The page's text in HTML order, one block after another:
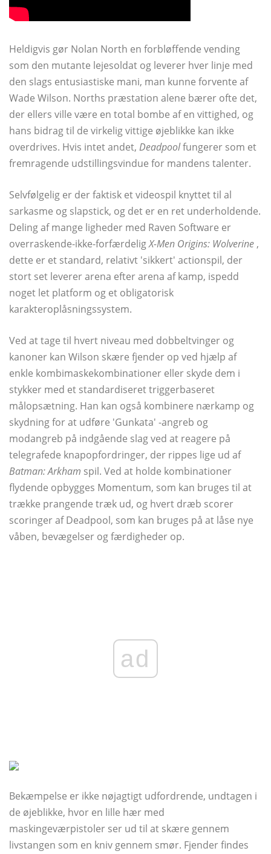
Heldigvis gør Nolan North en forbløffende vending
som den mutante lejesoldat og leverer hver linje med
den slags entusiastiske mani, man kunne forvente af
Wade Wilson. Norths præstation alene bærer ofte det,
der ellers ville være en total bombe af en vittighed, og
hans bidrag til de virkelig vittige øjeblikke kan ikke
overdrives. Hvis intet andet, Deadpoolfungerer som et
fremragende udstillingsvindue for mandens talenter.
Selvfølgelig er der faktisk et videospil knyttet til al
sarkasme og slapstick, og det er en ret underholdende.
Deling af mange ligheder med Raven Software er
overraskende-ikke-forfærdeligX-Men Origins: Wolverine ,
dette er et standard, relativt 'sikkert' actionspil, der
stort set leverer arena efter arena af kamp, ​​ispedd
noget let platform og et obligatorisk
karakteroplåsningssystem.
Ved at tage til hvert niveau med dobbeltvinger og
kanoner kan Wilson skære fjender op ved hjælp af
enkle kombimaskekombinationer eller skyde dem i
stykker med et standardiseret triggerbaseret
målopsætning. Han kan også kombinere nærkamp og
skydning for at udføre 'Gunkata' -angreb og
modangreb på indgående slag ved at reagere på
telegrafede knapopfordringer, der rippes lige ud af
Batman: Arkham spil. Ved at holde kombinationer
flydende opbygges Momentum, som kan bruges til at
trække prangende træk ud, og hvert dræb scorer
scoringer af Deadpool, som kan bruges på at låse nye
våben, bevægelser og færdigheder op.
ad
Bekæmpelse er ikke nøjagtigt udfordrende, undtagen i
de øjeblikke, hvor en lille hær med
maskingeværpistoler ser ud til at skære gennem
livstangen som en kniv gennem smør. Fjender findes